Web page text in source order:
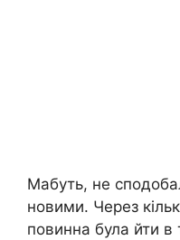
Мабуть, не
новими. Через
повинна була йти в